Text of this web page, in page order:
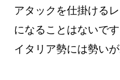
アタックを仕掛ける
になることはないです
イタリア勢には勢いが